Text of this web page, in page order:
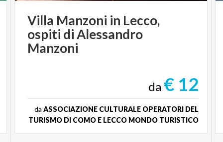
Villa Manzoni in Lecco,
ospiti di Alessandro
Manzoni
da € 12
da ASSOCIAZIONE CULTURALE OPERATORI DEL
TURISMO DI COMO E LECCO MONDO TURISTICO